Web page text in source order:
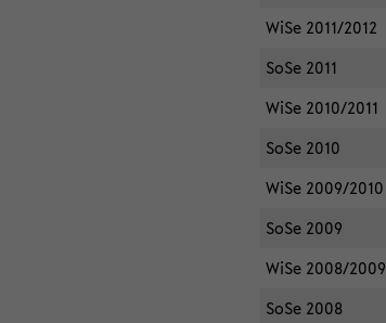
WiSe 2011/2012
SoSe 2011
WiSe 2010/2011
SoSe 2010
WiSe 2009/2010
SoSe 2009
WiSe 2008/2009
SoSe 2008